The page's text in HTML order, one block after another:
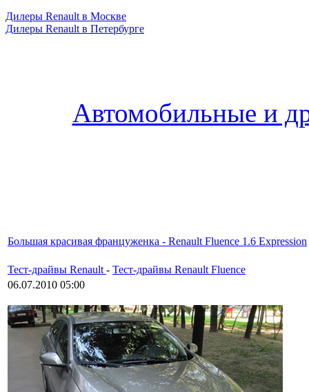
Дилеры Renault в Москве
Дилеры Renault в Петербурге
Автомобильные и
Большая красивая француженка - Renault Fluence 1.6 Expression
Тест-драйвы Renault - Тест-драйвы Renault Fluence
06.07.2010 05:00